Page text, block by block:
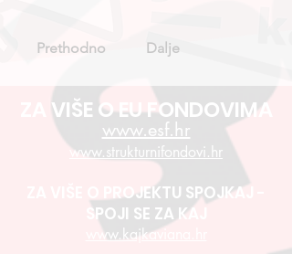
Prethodno Dalje
ZA VIŠE O EU FONDOVIMA
www.esf.hr
www.strukturnifondovi.hr
ZA VIŠE O PROJEKTU SPOJKAJ -
SPOJI SE ZA KAJ
www.kajkaviana.hr